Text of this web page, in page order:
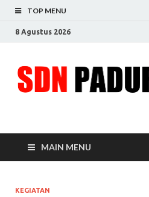
TOP MENU
8 Agustus 2026
SDN
MAIN MENU
KEGIATAN